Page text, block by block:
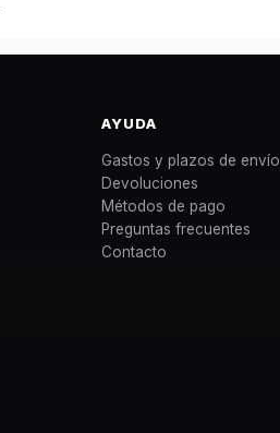
AYUDA
Gastos y plazos de envío
Devoluciones
Métodos de pago
Preguntas frecuentes
Contacto